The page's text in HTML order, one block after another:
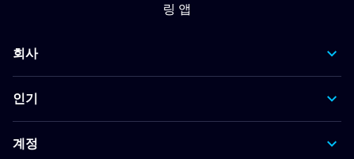
링 앱
회사
인기
계정